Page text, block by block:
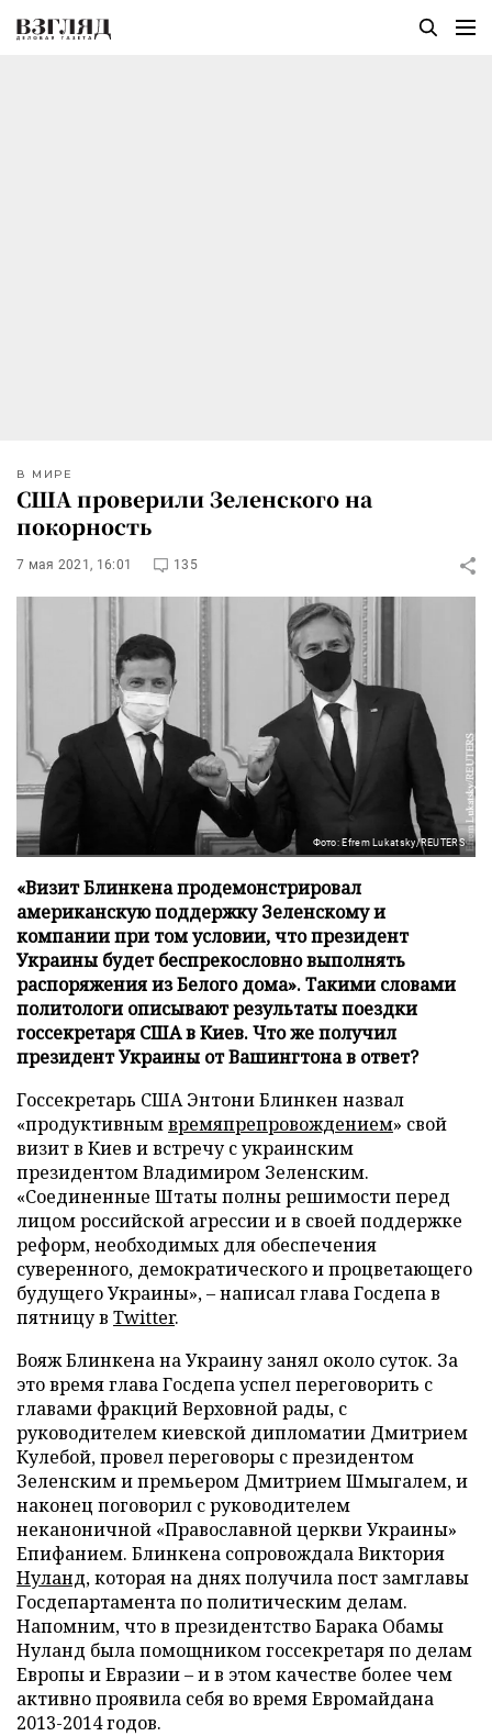
В МИРЕ
США проверили Зеленского на
покорность
7 мая 2021, 16:01 135
Фото: Efrem Lukatsky/REUTERS
«Визит Блинкена продемонстрировал
американскую поддержку Зеленскому и
компании при том условии, что президент
Украины будет беспрекословно выполнять
распоряжения из Белого дома». Такими словами
политологи описывают результаты поездки
госсекретаря США в Киев. Что же получил
президент Украины от Вашингтона в ответ?
Госсекретарь США Энтони Блинкен назвал
«продуктивнымвремяпрепровождением» свой
визит в Киев и встречу с украинским
президентом Владимиром Зеленским.
«Соединенные Штаты полны решимости перед
лицом российской агрессии и в своей поддержке
реформ, необходимых для обеспечения
суверенного, демократического и процветающего
будущего Украины», – написал глава Госдепа в
пятницу в Twitter.
Вояж Блинкена на Украину занял около суток. За
это время глава Госдепа успел переговорить с
главами фракций Верховной рады, с
руководителем киевской дипломатии Дмитрием
Кулебой, провел переговоры с президентом
Зеленским и премьером Дмитрием Шмыгалем, и
наконец поговорил с руководителем
неканоничной «Православной церкви Украины»
Епифанием. Блинкена сопровождала Виктория
Нуланд, которая на днях получила пост замглавы
Госдепартамента по политическим делам.
Напомним, что в президентство Барака Обамы
Нуланд была помощником госсекретаря по делам
Европы и Евразии – и в этом качестве более чем
активно проявила себя во время Евромайдана
2013-2014 годов.